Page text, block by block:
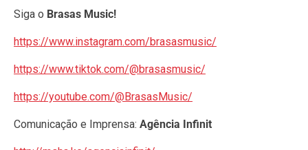
Siga o Brasas Music!
https://www.instagram.com/brasasmusic/
https://www.tiktok.com/@brasasmusic/
https://youtube.com/@BrasasMusic/
Comunicação e Imprensa: Agência Infinit